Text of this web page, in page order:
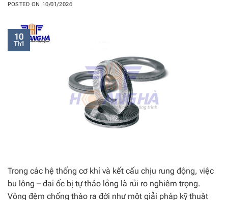
POSTED ON 10/01/2026
10
Th1
Trong các hệ thống cơ khí và kết cấu chịu rung động, việc
bu lông – đai ốc bị tự tháo lỏng là rủi ro nghiêm trọng.
Vòng đệm chống tháo ra đời như một giải pháp kỹ thuật